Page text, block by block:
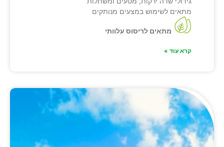
מתאים לשימוש במצעים מנותקים
מתאים לריסוס עלוותי
קרא עוד »